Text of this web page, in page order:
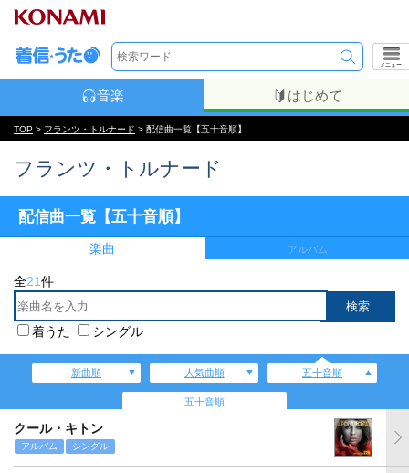
メニュー
音楽 はじめて
TOP > フランツ・トルナード > 配信曲一覧【五十音順】
フランツ・トルナード
配信曲一覧【五十音順】
楽曲 アルバム
全21件
着うた シングル
新曲順 人気曲順 五十音順
五十音順
クール・キトン
アルバム シングル